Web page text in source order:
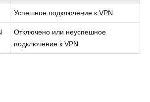
Успешное подключение к VPN
Отключено или неуспешное
подключение к VPN